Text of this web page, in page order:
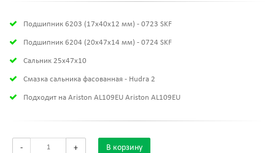
Подшипник 6203 (17х40х12 мм) - 0723 SKF
Подшипник 6204 (20х47х14 мм) - 0724 SKF
Сальник 25x47x10
Смазка сальника фасованная - Hudra 2
Подходит на Ariston AL109EU Ariston AL109EU
- + В корзину